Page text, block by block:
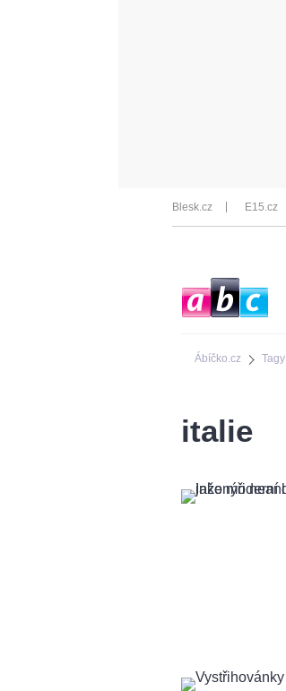
Blesk.cz E15.cz
Ábíčko.cz Tagy
italie